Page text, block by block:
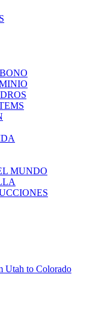
MUNDO
Utah to Colorado